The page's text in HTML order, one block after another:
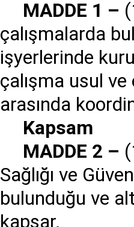
MADDE 1 –
çalışmalarda
işyerlerinde
çalışma usul
arasında
Kapsam
MADDE 2 –
Sağlığı ve
bulunduğu ve
kapsar.